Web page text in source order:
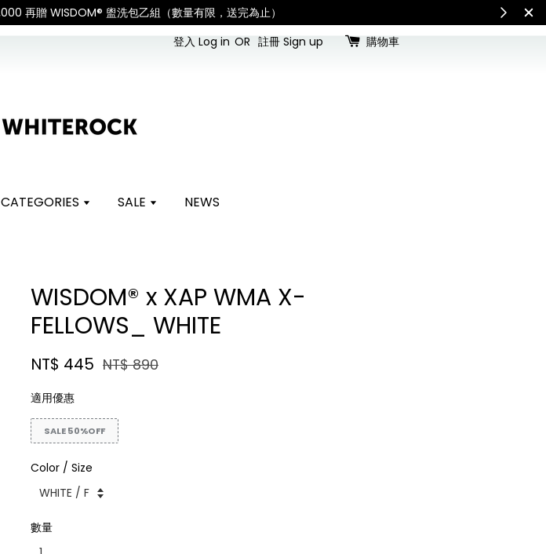
International Shipping: Recipient is responsible for all customs
登入 Log in OR 註冊 Sign up 購物車
CATEGORIES SALE NEWS
WISDOM® x XAP WMA X-
FELLOWS_ WHITE
NT$ 445 NT$ 890
適用優惠
SALE 50%OFF
Color / Size
數量